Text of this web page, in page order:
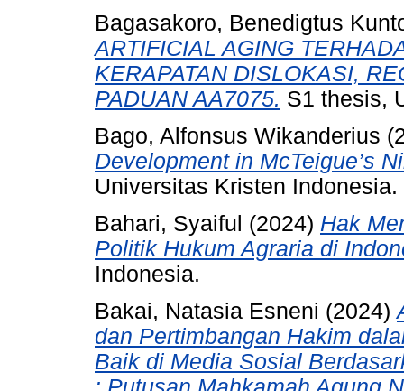
Bagasakoro, Benedigtus
ARTIFICIAL AGING
KERAPATAN DISLOKASI,
PADUAN AA7075. S1 thesis,
Bago, Alfonsus Wikanderius
Development in McTeigue’s
Universitas Kristen Indonesia.
Bahari, Syaiful (2024) Hak
Politik Hukum Agraria di
Indonesia.
Bakai, Natasia Esneni (2024)
dan Pertimbangan Hakim
Baik di Media Sosial